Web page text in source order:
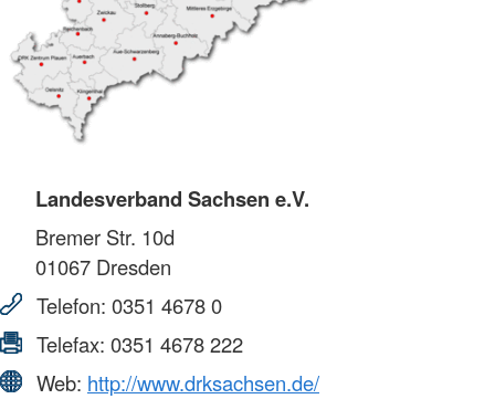
Landesverband Sachsen e.V.
Bremer Str. 10d
01067 Dresden
Telefon: 0351 4678 0
Telefax: 0351 4678 222
Web: http://www.drksachsen.de/